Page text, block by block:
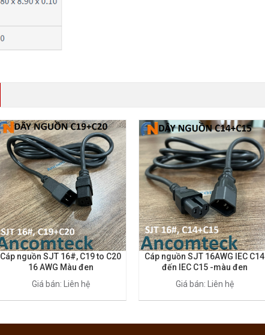
Cáp nguồn SJT 16#, C19 to C20
16 AWG Màu đen
Giá bán: Liên hệ
Cáp nguồn SJT 16AWG IEC C14
đến IEC C15 -màu đen
Giá bán: Liên hệ